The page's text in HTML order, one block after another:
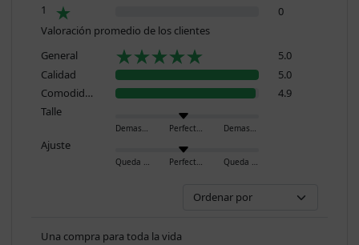
1
0
Valoración promedio de los clientes
General
5.0
Calidad
5.0
Comodidad
4.9
Talle
Demasiado pequeño Perfecto Demasiado grande
Ajuste
Queda ajustado Perfecto Queda holgado
Una compra para toda la vida